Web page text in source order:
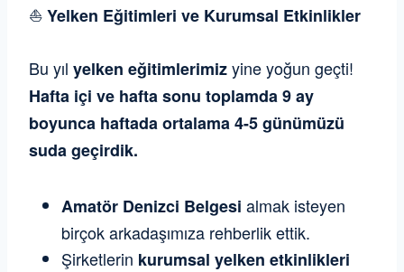
⛵Yelken Eğitimleri ve Kurumsal Etkinlikler
Bu yıl yelken eğitimlerimizyine yoğun geçti!
Hafta içi ve hafta sonu toplamda 9 ay
boyunca haftada ortalama 4-5 günümüzü
suda geçirdik.
Amatör Denizci Belgesi almak isteyen
birçok arkadaşımıza rehberlik ettik.
Şirketlerin kurumsal yelken etkinlikleri